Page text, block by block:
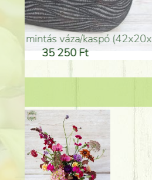
arany színű kerámia váza
32 250 Ft